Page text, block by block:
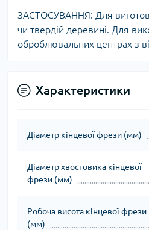
ЗАСТОСУВАННЯ: Для
чи твердій деревині. Для
оброблювальних центрах з
Характеристики
Діаметр кінцевої фрези (мм)
Діаметр хвостовика кінцевої
фрези (мм)
Робоча висота кінцевої фрези
(мм)